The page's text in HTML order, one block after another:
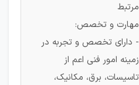
مرتبط
مهارت و تخصص:
- دارای تخصص و تجربه در
زمینه امور فنی اعم از
تاسیسات، برق، مکانیک،